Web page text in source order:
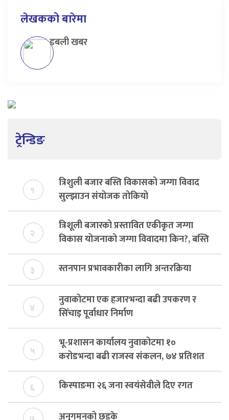
लेखकको बारेमा
डबली खबर
ट्रेन्डिङ
१
त्रिशुली बजार बस्ति विकासको जग्गा विवाद
सुल्झाउन संयोजक तोकियो
२
त्रिशूली बजारको प्रस्तावित एकीकृत जग्गा
विकास योजनाको जग्गा विवादमा किन?, बस्ति
विकास दर्ता नभए समिति विघटन हुने
३ स्तनपान प्रभावकारीका लागि अन्तरक्रिया
४
नुवाकोटमा एक हजारभन्दा बढी उपकरण र
सिँचाइ पूर्वाधार निर्माण
५
भू-प्रशासन कार्यालय नुवाकोटमा १०
करोडभन्दा बढी राजस्व संकलन, ७४ प्रतिशत
बेरुजु फर्छयौट
६ किस्पाङमा २६ जना स्वयंसेवीले दिए रगत
अनुगमनको छड्के